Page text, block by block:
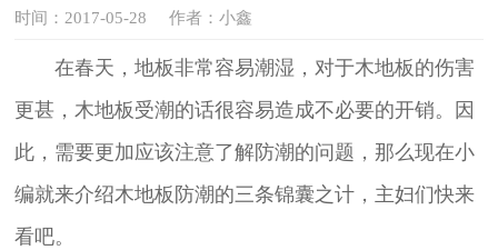
时间：2017-05-28 作者：小鑫
在春天，地板非常容易潮湿，对于木地板的伤害
更甚，木地板受潮的话很容易造成不必要的开销。因
此，需要更加应该注意了解防潮的问题，那么现在小
编就来介绍木地板防潮的三条锦囊之计，主妇们快来
看吧。